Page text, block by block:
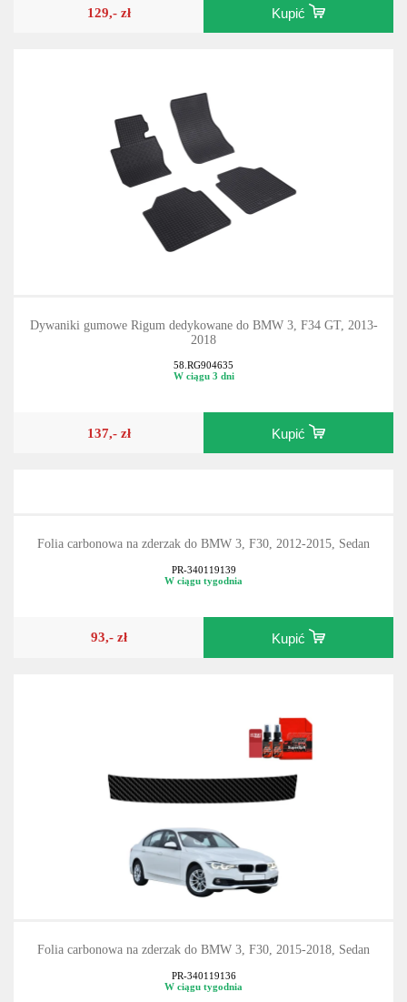
129,- zł Kupić
Dywaniki gumowe Rigum dedykowane do BMW 3, F34 GT, 2013-
2018
58.RG904635
W ciągu 3 dni
137,- zł Kupić
Folia carbonowa na zderzak do BMW 3, F30, 2012-2015, Sedan
PR-340119139
W ciągu tygodnia
93,- zł Kupić
Folia carbonowa na zderzak do BMW 3, F30, 2015-2018, Sedan
PR-340119136
W ciągu tygodnia